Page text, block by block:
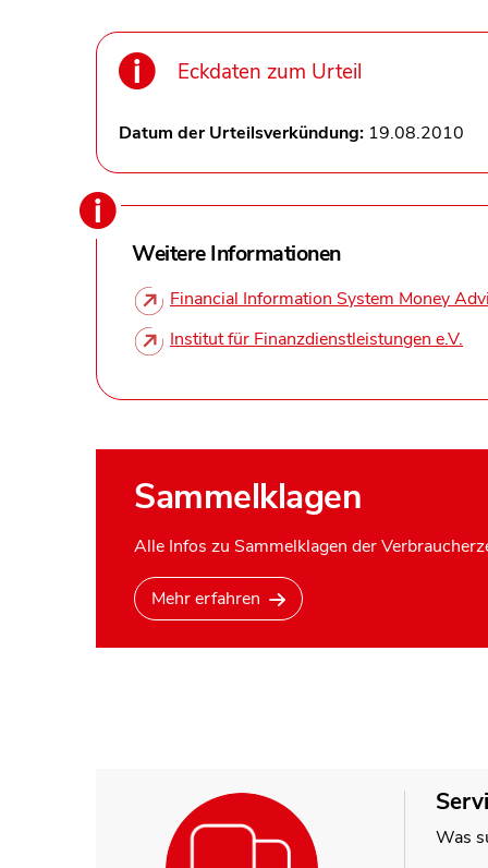
Eckdaten zum Urteil
Datum der Urteilsverkündung: 19.08.2010
Weitere Informationen
Financial Information System Money
Institut für Finanzdienstleistungen e.V.
Sammelklagen
Alle Infos zu Sammelklagen der
Mehr erfahren
Was